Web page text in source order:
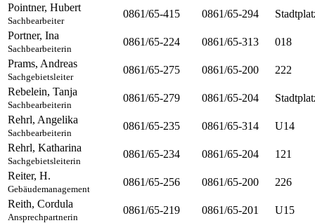
Pointner, Hubert
Sachbearbeiter
0861/65-415 0861/65-294
Portner, Ina
Sachbearbeiterin
0861/65-224 0861/65-313
018
Prams, Andreas
Sachgebietsleiter
0861/65-275 0861/65-200
222
Rebelein, Tanja
Sachbearbeiterin
0861/65-279 0861/65-204
Rehrl, Angelika
Sachbearbeiterin
0861/65-235 0861/65-314
U14
Rehrl, Katharina
Sachgebietsleiterin
0861/65-234 0861/65-204
121
Reiter, H.
Gebäudemanagement
0861/65-256 0861/65-200
226
Reith, Cordula
Ansprechpartnerin
0861/65-219 0861/65-201
U15